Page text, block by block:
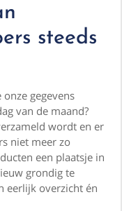
steeds
gegevens
van de maand?
wordt en er
niet meer zo
een plaatsje in
grondig te
eerlijk overzicht én